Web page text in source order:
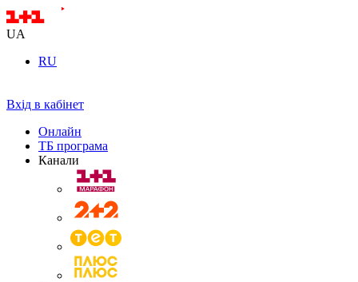
UA
RU
Вхід в кабінет
Онлайн
ТБ програма
Канали